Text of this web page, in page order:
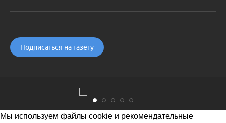
Подписаться на газету
Мы используем файлы cookie и рекомендательные